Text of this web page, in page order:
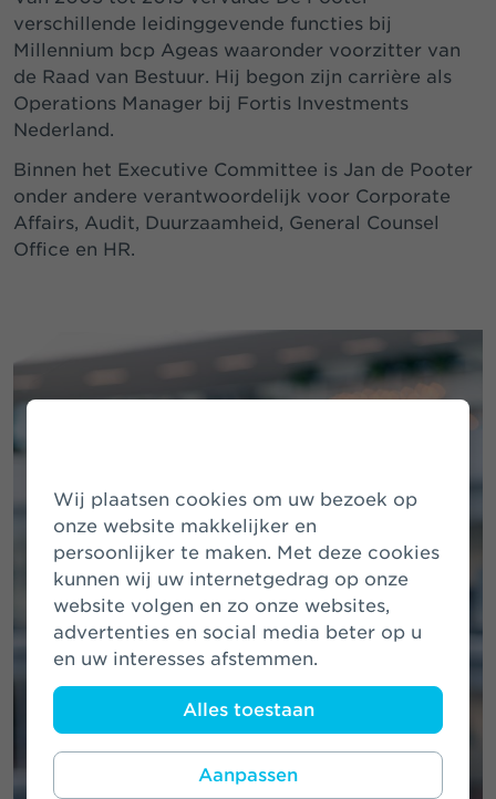
Wij plaatsen cookies om uw bezoek op
onze website makkelijker en
persoonlijker te maken. Met deze cookies
kunnen wij uw internetgedrag op onze
website volgen en zo onze websites,
advertenties en social media beter op u
en uw interesses afstemmen.
Alles toestaan
Aanpassen
verschillende leidinggevende functies bij
Millennium bcp Ageas waaronder voorzitter van
de Raad van Bestuur. Hij begon zijn carrière als
Operations Manager bij Fortis Investments
Nederland.
Binnen het Executive Committee is Jan de Pooter
onder andere verantwoordelijk voor Corporate
Affairs, Audit, Duurzaamheid, General Counsel
Office en HR.